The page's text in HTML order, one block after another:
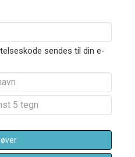
sendes til din e-